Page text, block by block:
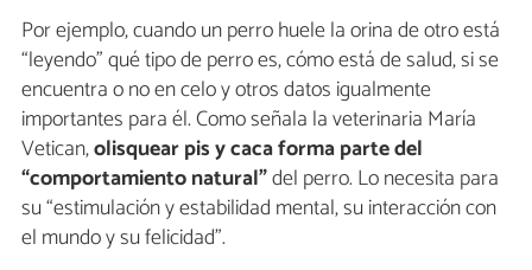
Por ejemplo, cuando un perro huele la orina de otro está
“leyendo” qué tipo de perro es, cómo está de salud, si se
encuentra o no en celo y otros datos igualmente
importantes para él. Como señala la veterinaria María
Vetican,olisquear pis y caca forma parte del
“comportamiento natural”del perro. Lo necesita para
su “estimulación y estabilidad mental, su interacción con
el mundo y su felicidad”.